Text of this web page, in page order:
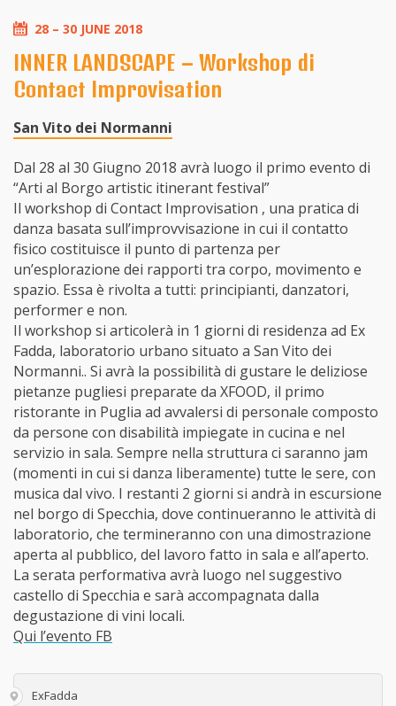
28 – 30 JUNE 2018
INNER LANDSCAPE – Workshop di
Contact Improvisation
San Vito dei Normanni
Dal 28 al 30 Giugno 2018 avrà luogo il primo evento di
“Arti al Borgo artistic itinerant festival”
Il workshop di Contact Improvisation , una pratica di
danza basata sull’improvvisazione in cui il contatto
fisico costituisce il punto di partenza per
un’esplorazione dei rapporti tra corpo, movimento e
spazio. Essa è rivolta a tutti: principianti, danzatori,
performer e non.
Il workshop si articolerà in 1 giorni di residenza ad Ex
Fadda, laboratorio urbano situato a San Vito dei
Normanni.. Si avrà la possibilità di gustare le deliziose
pietanze pugliesi preparate da XFOOD, il primo
ristorante in Puglia ad avvalersi di personale composto
da persone con disabilità impiegate in cucina e nel
servizio in sala. Sempre nella struttura ci saranno jam
(momenti in cui si danza liberamente) tutte le sere, con
musica dal vivo. I restanti 2 giorni si andrà in escursione
nel borgo di Specchia, dove continueranno le attività di
laboratorio, che termineranno con una dimostrazione
aperta al pubblico, del lavoro fatto in sala e all’aperto.
La serata performativa avrà luogo nel suggestivo
castello di Specchia e sarà accompagnata dalla
degustazione di vini locali.
Qui l’evento FB
ExFadda